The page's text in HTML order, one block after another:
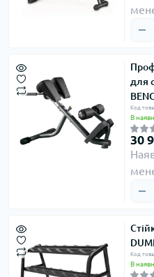
для
Код
В
30
Код
В